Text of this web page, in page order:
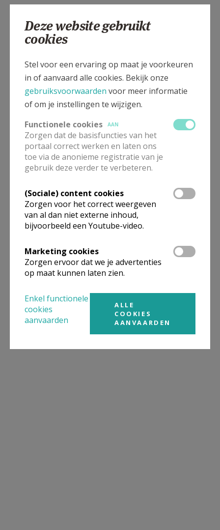
Deze website gebruikt
cookies
Stel voor een ervaring op maat je voorkeuren
in of aanvaard alle cookies. Bekijk onze
gebruiksvoorwaarden voor meer informatie
of om je instellingen te wijzigen.
Functionele cookies
AAN
Zorgen dat de basisfuncties van het
portaal correct werken en laten ons
toe via de anonieme registratie van je
gebruik deze verder te verbeteren.
(Sociale) content cookies
Zorgen voor het correct weergeven
van al dan niet externe inhoud,
bijvoorbeeld een Youtube-video.
Marketing cookies
Zorgen ervoor dat we je advertenties
op maat kunnen laten zien.
Enkel functionele
cookies
aanvaarden
ALLE
COOKIES
AANVAARDEN